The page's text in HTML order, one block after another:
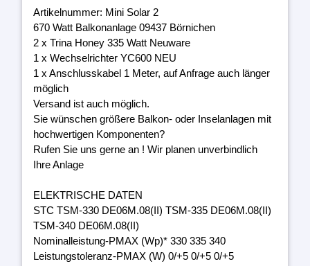
Artikelnummer: Mini Solar 2
670 Watt Balkonanlage 09437 Börnichen
2 x Trina Honey 335 Watt Neuware
1 x Wechselrichter YC600 NEU
1 x Anschlusskabel 1 Meter, auf Anfrage auch länger
möglich
Versand ist auch möglich.
Sie wünschen größere Balkon- oder Inselanlagen mit
hochwertigen Komponenten?
Rufen Sie uns gerne an ! Wir planen unverbindlich
Ihre Anlage
ELEKTRISCHE DATEN
STC TSM-330 DE06M.08(II) TSM-335 DE06M.08(II)
TSM-340 DE06M.08(II)
Nominalleistung-PMAX (Wp)* 330 335 340
Leistungstoleranz-PMAX (W) 0/+5 0/+5 0/+5